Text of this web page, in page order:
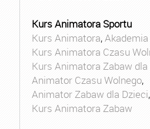
Kurs Animatora Sportu
Kurs Animatora,
Kurs Animatora Czasu
Kurs Animatora Zabaw dla
Animator Czasu Wolnego,
Animator Zabaw dla Dzieci,
Kurs Animatora Zabaw